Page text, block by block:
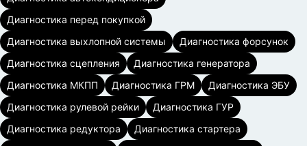
Диагностика перед покупкой
Диагностика выхлопной системы
Диагностика форсунок
Диагностика сцепления
Диагностика генератора
Диагностика МКПП
Диагностика ГРМ
Диагностика ЭБУ
Диагностика рулевой рейки
Диагностика ГУР
Диагностика редуктора
Диагностика стартера